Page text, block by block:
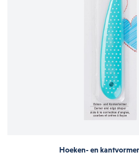
Hoeken- en